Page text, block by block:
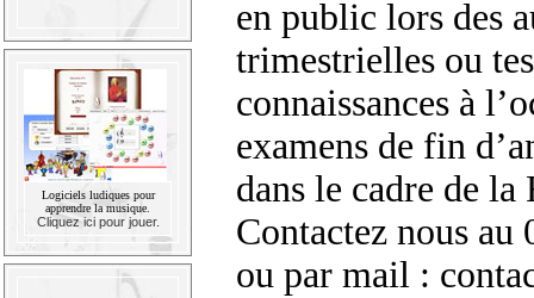
Logiciels ludiques pour
apprendre la musique.
Cliquez ici pour jouer.
en public lors des
trimestrielles ou
connaissances à
examens de fin
dans le cadre de la
Contactez nous au
ou par mail :